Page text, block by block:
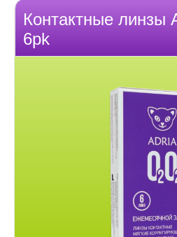
Контактные линзы ADRIA O2O2
6pk